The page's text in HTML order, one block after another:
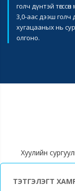
голч дүнтэй
3,0-аас дээш голч
хугацааных нь
олгоно.
Хуулийн
ТЭТГЭЛЭГТ